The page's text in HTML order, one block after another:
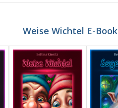
Weise Wichtel E-